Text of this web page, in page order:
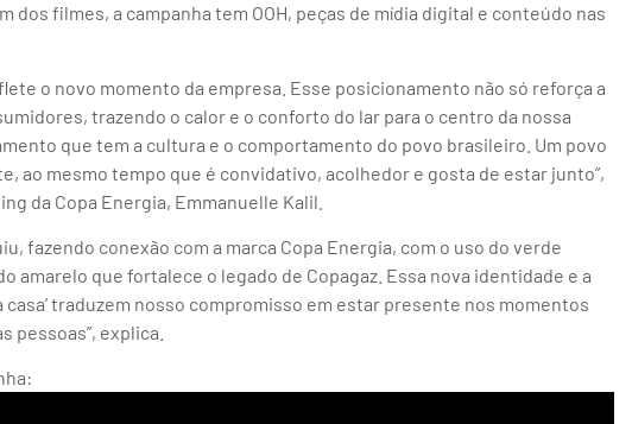
dos filmes, a campanha tem OOH, peças de mídia digital e conteúdo nas
o novo momento da empresa. Esse posicionamento não só reforça a
trazendo o calor e o conforto do lar para o centro da nossa
que tem a cultura e o comportamento do povo brasileiro. Um povo
ao mesmo tempo que é convidativo, acolhedor e gosta de estar junto”,
da Copa Energia, Emmanuelle Kalil.
fazendo conexão com a marca Copa Energia, com o uso do verde
amarelo que fortalece o legado de Copagaz. Essa nova identidade e a
casa’ traduzem nosso compromisso em estar presente nos momentos
pessoas”, explica.